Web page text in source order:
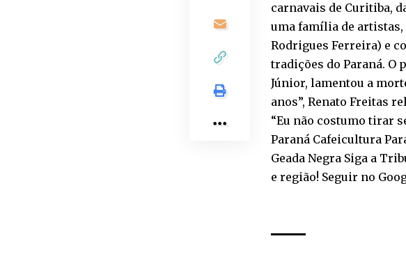
carnavais de Curitiba,
uma família de
Rodrigues Ferreira) e
tradições do Paraná. O
Júnior, lamentou a
anos”, Renato Freitas
“Eu não costumo tirar
Paraná Cafeicultura
Geada Negra Siga a
e região! Seguir no